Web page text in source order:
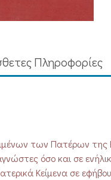
Πληροφορίες
των Πατέρων
όσο και σε
Κείμενα σε